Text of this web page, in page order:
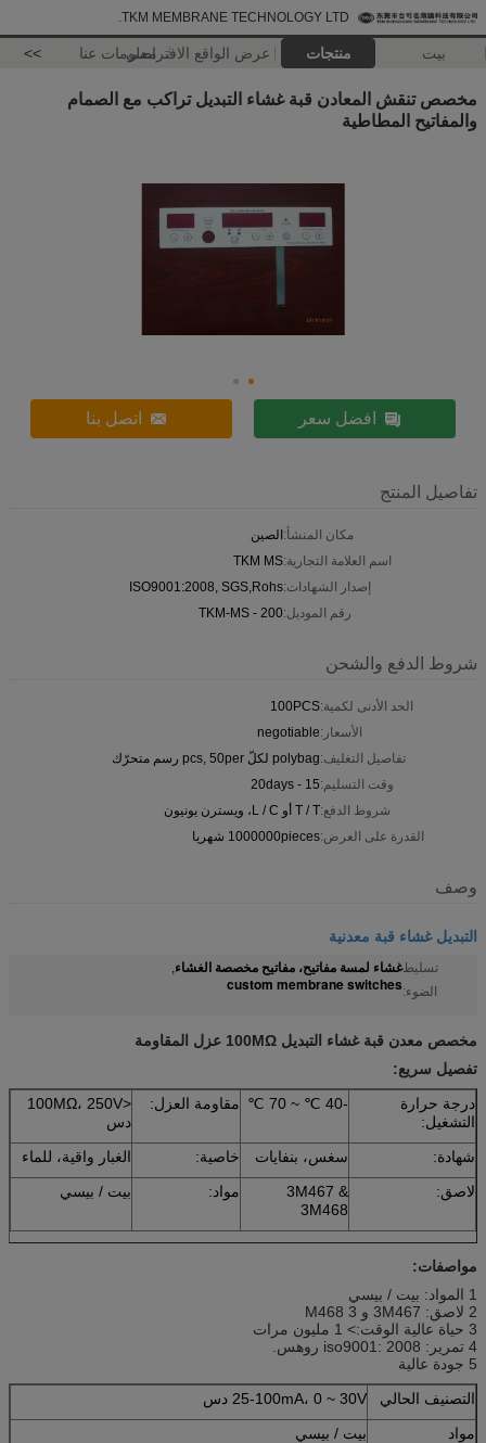
TKM MEMBRANE TECHNOLOGY LTD.
بيت منتجات عرض الواقع الافتراضيمعلومات عنا >>
مخصص تنقش المعادن قبة غشاء التبديل تراكب مع الصمام
والمفاتيح المطاطية
افضل سعر اتصل بنا
تفاصيل المنتج
مكان المنشأ:الصين
اسم العلامة التجارية:TKM MS
إصدار الشهادات:ISO9001:2008, SGS,Rohs
رقم الموديل:TKM-MS - 200
شروط الدفع والشحن
الحد الأدنى لكمية:100PCS
الأسعار:negotiable
تفاصيل التغليف:polybag لكلّ pcs, 50per رسم متحرّك
وقت التسليم:15 - 20days
شروط الدفع:T / T أو L / C، ويسترن يونيون
القدرة على العرض:1000000pieces شهريا
وصف
التبديل غشاء قبة معدنية
تسليط
الضوء:
غشاء لمسة مفاتيح، مفاتيح مخصصة الغشاء,
custom membrane switches
مخصص معدن قبة غشاء التبديل 100MΩ عزل المقاومة
تفصيل سريع:
درجة حرارة
التشغيل:
-40 ℃ ~ 70 ℃ مقاومة العزل:
<100MΩ، 250V
دس
شهادة:
سغس، بنفايات خاصية:
الغبار واقية، للماء
لاصق:
3M467 &
3M468
مواد: بيت / بيسي
مواصفات:
1 المواد: بيت / بيسي
2 لاصق: 3M467 و 3 M468
3 حياة عالية الوقت:> 1 مليون مرات
4 تمرير: iso9001: 2008 روهس.
5 جودة عالية
التصنيف الحالي
25-100mA، 0 ~ 30V دس
مواد
بيت / بيسي